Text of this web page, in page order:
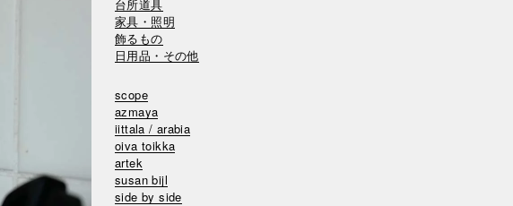
台所道具
家具・照明
飾るもの
日用品・その他
scope
azmaya
iittala / arabia
oiva toikka
artek
susan bijl
side by side